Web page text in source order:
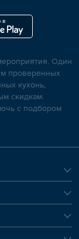
Один
проверенных
кухонь,
скидкам.
с подбором